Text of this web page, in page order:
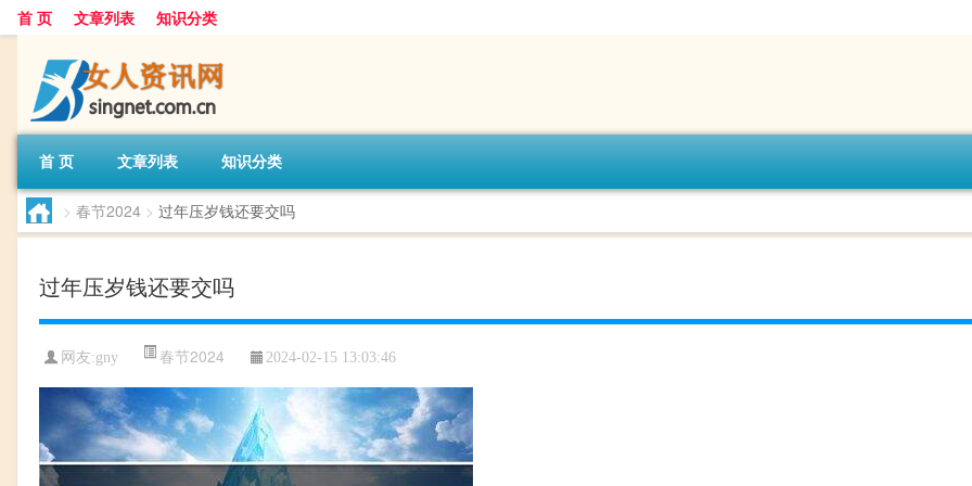
首 页 文章列表 知识分类
首 页 文章列表 知识分类
> 春节2024 > 过年压岁钱还要交吗
过年压岁钱还要交吗
网友:gny 春节2024 2024-02-15 13:03:46